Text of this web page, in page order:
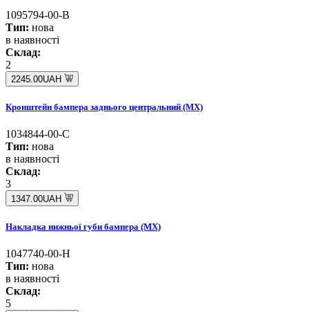
1095794-00-B
Тип: нова
в наявності
Склад:
2
2245.00UAH
Кронштейн бампера заднього центральний (MX)
1034844-00-C
Тип: нова
в наявності
Склад:
3
1347.00UAH
Накладка нижньої губи бампера (MX)
1047740-00-H
Тип: нова
в наявності
Склад:
5